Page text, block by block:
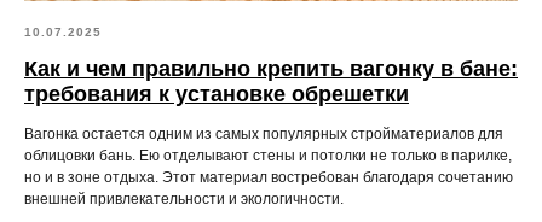
10.07.2025
Как и чем правильно крепить вагонку в бане:
требования к установке обрешетки
Вагонка остается одним из самых популярных стройматериалов для
облицовки бань. Ею отделывают стены и потолки не только в парилке,
но и в зоне отдыха. Этот материал востребован благодаря сочетанию
внешней привлекательности и экологичности.